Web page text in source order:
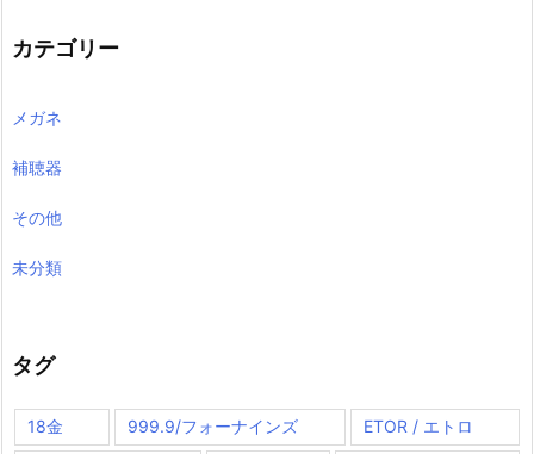
カテゴリー
メガネ
補聴器
その他
未分類
タグ
18金 999.9/フォーナインズ ETOR / エトロ